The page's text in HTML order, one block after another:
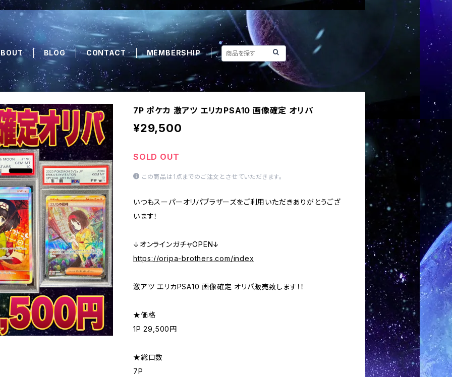
BLOG CONTACT MEMBERSHIP
7P ポケカ 激アツ エリカPSA10 画像確定 オリパ
¥29,500
SOLD OUT
この商品は1点までのご注文とさせていただきます。
いつもスーパーオリパブラザーズをご利用いただきありがとうござ
います！
↓オンラインガチャOPEN↓
https://oripa-brothers.com/index
激アツ エリカPSA10 画像確定 オリパ販売致します！！
★価格
1P 29,500円
★総口数
7P